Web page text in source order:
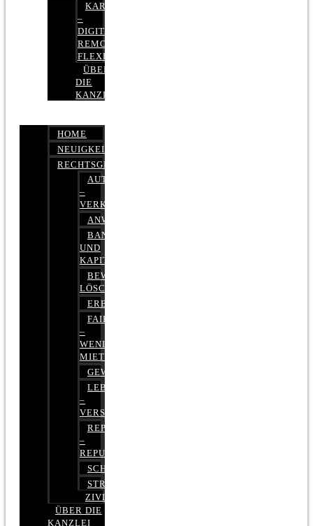
KARRIERE
–
DIGITAL,
REMOTE,
FLEXIBEL
ÜBER
DIE
KANZLEI
HOME
NEUIGKEITEN
RECHTSGEBIETE
AUTOBETRUG
–
VERKEHRSRECHT
ANWALTSHAFTUNGSRECHT
BANK-
UND
KAPITALMARKTRECHT
BEWERTUNGEN
LÖSCHEN
ERBRECHT
FAIRMIETEN
–
WENIGER
MIETE
GEWERBERECHT
LEBENSVERSICHERUNG
–
VERSICHERUNGSRECHT
REPUTATIONSRECHT
–
REPUTATIONSMANAGEMENT
SCHUFARECHT
STRAFRECHT
ZIVILRECHT
ÜBER DIE
KANZLEI